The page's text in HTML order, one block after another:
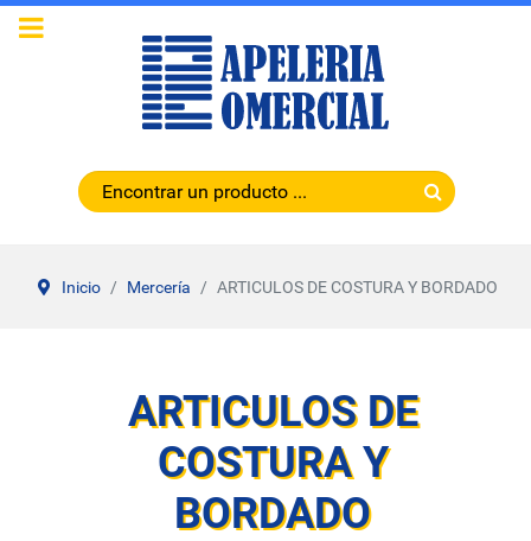
Inicio Mercería ARTICULOS DE COSTURA Y BORDADO
ARTICULOS DE
COSTURA Y
BORDADO